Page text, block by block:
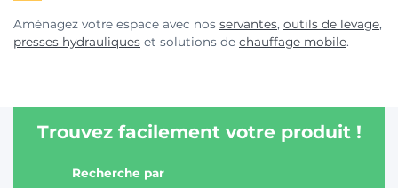
Aménagez votre espace avec nos servantes, outils de levage,
presses hydrauliques et solutions de chauffage mobile.
Trouvez facilement votre produit !
Recherche par